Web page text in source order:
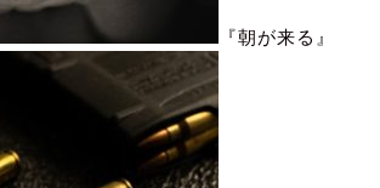
『朝が来る』